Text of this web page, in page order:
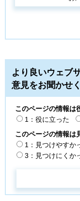
より良いウェブ
意見をお聞かせ
このページの情報は
1：役に立った
このページの情報は
1：見つけやすか
3：見つけにくか